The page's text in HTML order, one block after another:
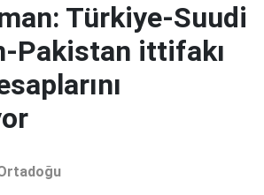
Türkiye-Suudi
Pakistan ittifakı